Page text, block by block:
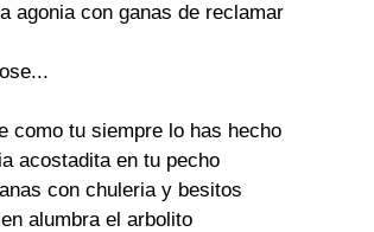
agonia con ganas de reclamar
como tu siempre lo has hecho
acostadita en tu pecho
con chuleria y besitos
alumbra el arbolito